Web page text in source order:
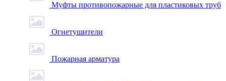
Муфты противопожарные для пластиковых труб
Огнетушители
Пожарная арматура